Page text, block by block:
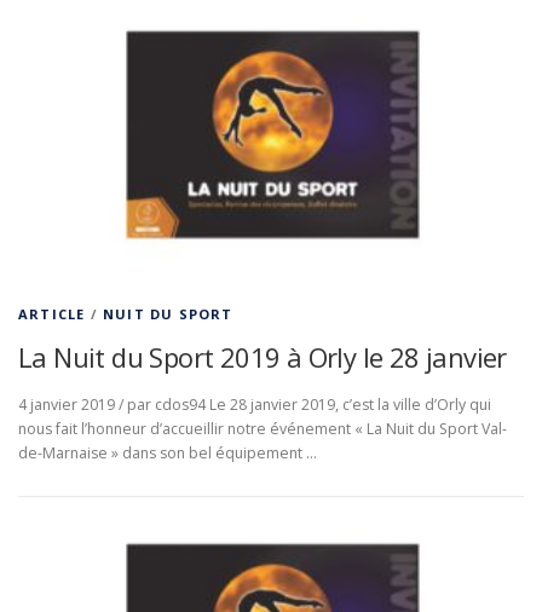
ARTICLE / NUIT DU SPORT
La Nuit du Sport 2019 à Orly le 28 janvier
4 janvier 2019 / par cdos94 Le 28 janvier 2019, c’est la ville d’Orly qui
nous fait l’honneur d’accueillir notre événement « La Nuit du Sport Val-
de-Marnaise » dans son bel équipement …